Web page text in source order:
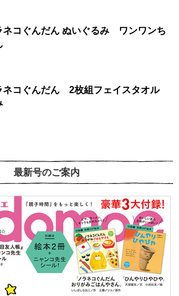
ネコぐんだん ぬいぐるみ ワンワンち
ネコぐんだん 2枚組フェイスタオル
最新号のご案内